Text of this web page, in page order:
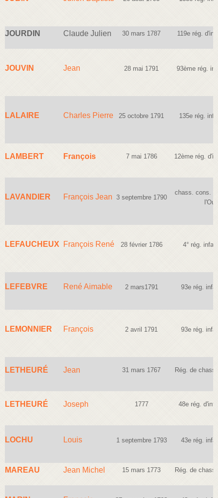
JOURDIN Claude Julien 30 mars 1787 119e rég.
JOUVIN Jean 28 mai 1791 93ème rég.
LALAIRE Charles Pierre 25 octobre 1791 135e rég.
LAMBERT François 7 mai 1786 12ème rég.
LAVANDIER François Jean 3 septembre 1790
chass. cons.
LEFAUCHEUX François René 28 février 1786 4° rég.
LEFEBVRE René Aimable 2 mars1791 93e rég.
LEMONNIER François 2 avril 1791 93e rég.
LETHEURÉ Jean 31 mars 1767 Rég. de
LETHEURÉ Joseph 1777 48e rég.
LOCHU Louis 1 septembre 1793 43e rég.
MAREAU Jean Michel 15 mars 1773 Rég. de